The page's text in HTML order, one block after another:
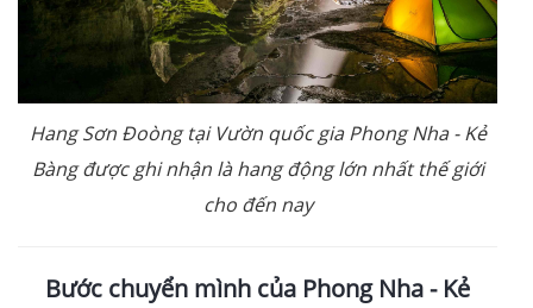
Hang Sơn Đoòng tại Vườn quốc gia Phong Nha - Kẻ
Bàng được ghi nhận là hang động lớn nhất thế giới
cho đến nay
Bước chuyển mình của Phong Nha - Kẻ